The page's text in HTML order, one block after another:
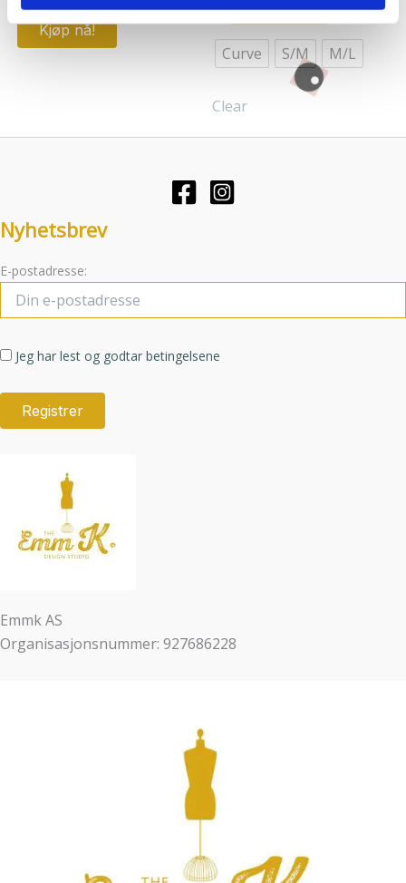
eller som de har samlet inn gjennom din bruk av
tjenestene deres.
Kjøp nå!
Kjøp nå!
produktet
har
flere
kan
Curve S/M M/L
Clear
Nyhetsbrev
E-postadresse:
Jeg har lest og godtar betingelsene
Emmk AS
Organisasjonsnummer: 927686228